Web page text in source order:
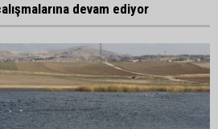
devam ediyor